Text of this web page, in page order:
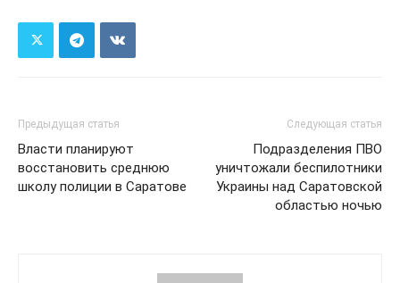
Предыдущая статья
Власти планируют
восстановить среднюю
школу полиции в Саратове
Следующая статья
Подразделения ПВО
уничтожали беспилотники
Украины над Саратовской
областью ночью